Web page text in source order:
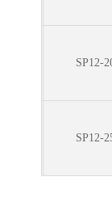
SP12-
SP12-